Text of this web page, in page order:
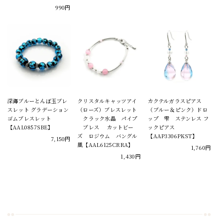
990円
深海ブルーとんぼ玉ブレ
スレット グラデーション
ゴムブレスレット
【AAL0857SBE】
7,150円
クリスタルキャッツアイ
（ローズ）ブレスレット
クラック水晶 パイプ
ブレス カットビー
ズ ロジウム バングル
風【AAL6125CRRA】
1,430円
カクテルガラスピアス
（ブルー＆ピンク）ドロ
ップ 雫 ステンレス フ
ックピアス
【AAP3306PKST】
1,760円